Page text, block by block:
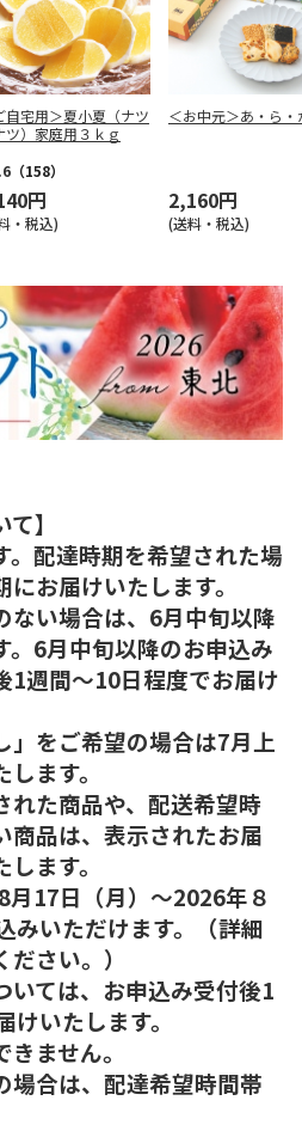
自宅用＞夏小夏（ナツ
ツ）家庭用３ｋｇ
（158）
円
・税込)
＜お中元＞あ・ら・
2,160円
(送料・税込)
】
配達時期を希望された場
お届けいたします。
い場合は、6月中旬以降
。6月中旬以降のお申込み
1週間～10日程度でお届け
」をご希望の場合は7月上
ます。
た商品や、配送希望時
商品は、表示されたお届
ます。
17日（月）～2026年８
みいただけます。（詳細
さい。）
いては、お申込み受付後1
いたします。
ません。
合は、配達希望時間帯